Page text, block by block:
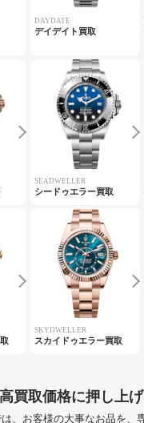
DAYDATE
デイデイト買取
SEADWELLER
シードゥエラー買取
SKYDWELLER
スカイドゥエラー買取
買取価格に押し上げ
、お客様の大事なお品を、